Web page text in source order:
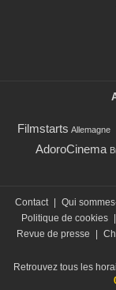
Filmstarts Allemagne
AdoroCinema
Contact Qui
Politique de cookies
Revue de presse
Retrouvez tous les